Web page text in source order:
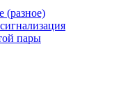
(разное)
пары